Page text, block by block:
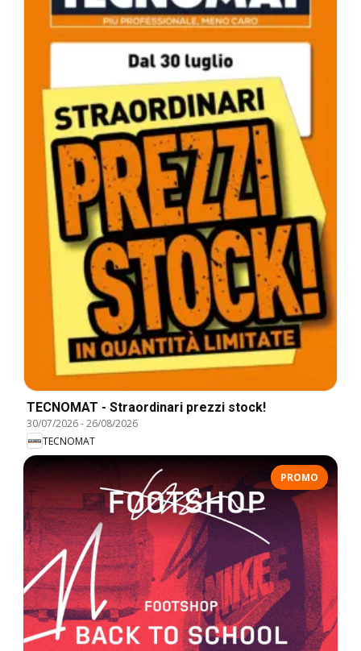
TECNOMAT - Straordinari prezzi stock!
30/07/2026-26/08/2026
TECNOMAT
PROMO